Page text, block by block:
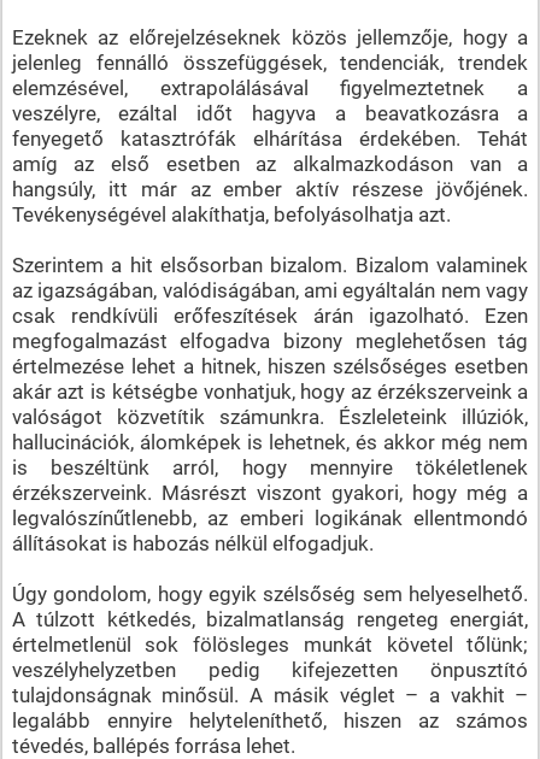
Ezeknek az előrejelzéseknek közös jellemzője, hogy a
jelenleg fennálló összefüggések, tendenciák, trendek
elemzésével, extrapolálásával figyelmeztetnek a
veszélyre, ezáltal időt hagyva a beavatkozásra a
fenyegető katasztrófák elhárítása érdekében. Tehát
amíg az első esetben az alkalmazkodáson van a
hangsúly, itt már az ember aktív részese jövőjének.
Tevékenységével alakíthatja, befolyásolhatja azt.
Szerintem a hit elsősorban bizalom. Bizalom valaminek
az igazságában, valódiságában, ami egyáltalán nem vagy
csak rendkívüli erőfeszítések árán igazolható. Ezen
megfogalmazást elfogadva bizony meglehetősen tág
értelmezése lehet a hitnek, hiszen szélsőséges esetben
akár azt is kétségbe vonhatjuk, hogy az érzékszerveink a
valóságot közvetítik számunkra. Észleleteink illúziók,
hallucinációk, álomképek is lehetnek, és akkor még nem
is beszéltünk arról, hogy mennyire tökéletlenek
érzékszerveink. Másrészt viszont gyakori, hogy még a
legvalószínűtlenebb, az emberi logikának ellentmondó
állításokat is habozás nélkül elfogadjuk.
Úgy gondolom, hogy egyik szélsőség sem helyeselhető.
A túlzott kétkedés, bizalmatlanság rengeteg energiát,
értelmetlenül sok fölösleges munkát követel tőlünk;
veszélyhelyzetben pedig kifejezetten önpusztító
tulajdonságnak minősül. A másik véglet – a vakhit –
legalább ennyire helyteleníthető, hiszen az számos
tévedés, ballépés forrása lehet.